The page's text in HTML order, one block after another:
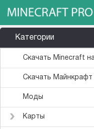
Категории
Скачать Minecraft
Скачать
Моды
Карты